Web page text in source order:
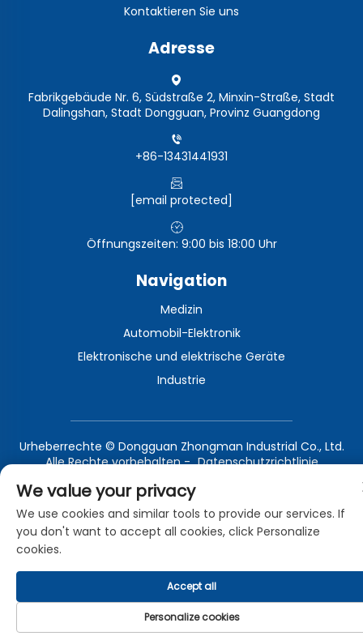
Kontaktieren Sie uns
Adresse
Fabrikgebäude Nr. 6, Südstraße 2, Minxin-Straße, Stadt
Dalingshan, Stadt Dongguan, Provinz Guangdong
+86-13431441931
[email protected]
Öffnungszeiten: 9:00 bis 18:00 Uhr
Navigation
Medizin
Automobil-Elektronik
Elektronische und elektrische Geräte
Industrie
Urheberrechte © Dongguan Zhongman Industrial Co., Ltd.
Alle Rechte vorbehalten - Datenschutzrichtlinie
Blog
We value your privacy
We use cookies and similar tools to provide our services. If
you don't want to accept all cookies, click Personalize
cookies.
Personalize cookies
Accept all